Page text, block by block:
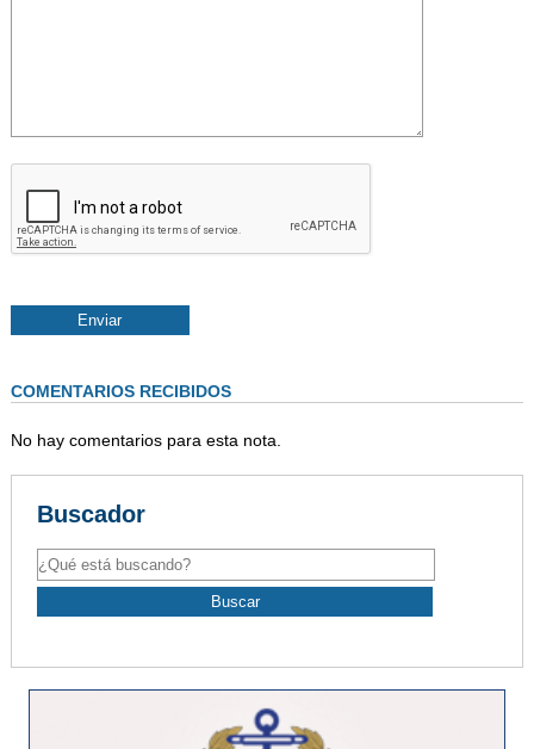
COMENTARIOS RECIBIDOS
No hay comentarios para esta nota.
Buscador